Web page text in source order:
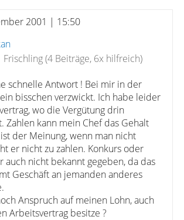
2001 | 15:50
Frischling(4 Beiträge, 6x hilfreich)
schnelle Antwort ! Bei mir in der
bisschen verzwickt. Ich habe leider
wo die Vergütung drin
Zahlen kann mein Chef das Gehalt
der Meinung, wenn man nicht
er nicht zu zahlen. Konkurs oder
auch nicht bekannt gegeben, da das
Geschäft an jemanden anderes
Anspruch auf meinen Lohn, auch
Arbeitsvertrag besitze ?